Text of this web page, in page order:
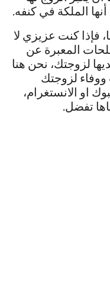
الملكة في كنفه.
فإذا كنت عزيزي لا
المعبرة عن
لزوجتك، نحن هنا
لزوجتك
او الانستغرام،
تفضل.